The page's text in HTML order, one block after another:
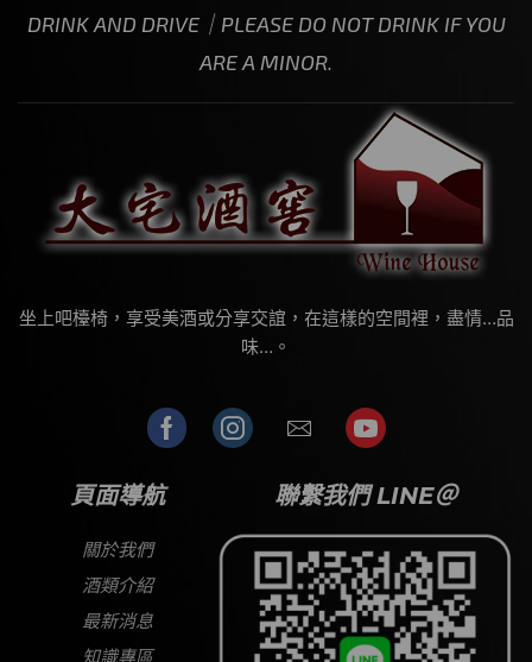
DRINK AND DRIVE｜PLEASE DO NOT DRINK IF YOU
ARE A MINOR.
坐上吧檯椅，享受美酒或分享交誼，在這樣的空間裡，盡情…品
味…。
頁面導航
關於我們
酒類介紹
最新消息
知識專區
聯繫我們 LINE＠